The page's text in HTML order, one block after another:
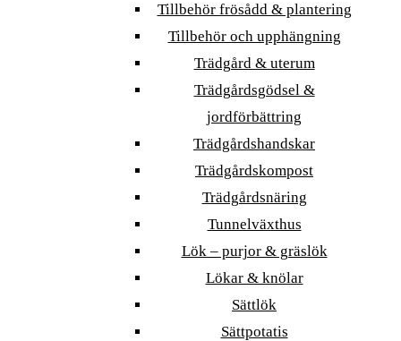
Tillbehör frösådd & plantering
Tillbehör och upphängning
Trädgård & uterum
Trädgårdsgödsel &
jordförbättring
Trädgårdshandskar
Trädgårdskompost
Trädgårdsnäring
Tunnelväxthus
Lök – purjor & gräslök
Lökar & knölar
Sättlök
Sättpotatis